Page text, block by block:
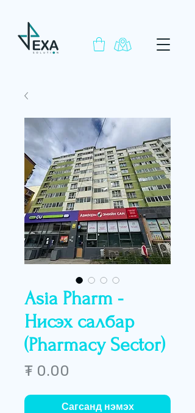
Asia Pharm -
Нисэх салбар
(Pharmacy Sector)
₮ 0.00
Сагсанд нэмэх